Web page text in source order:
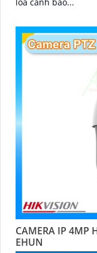
CAMERA IP 4MP
EHUN